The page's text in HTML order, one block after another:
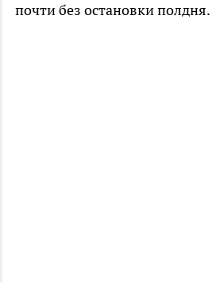
почти без остановки полдня.